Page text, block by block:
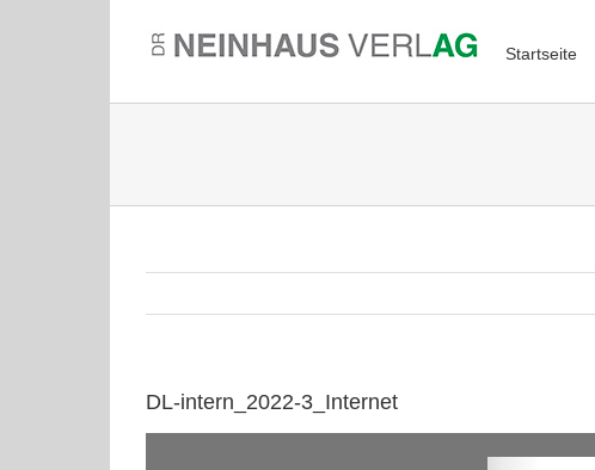
Startseite
DL-intern_2022-3_Internet